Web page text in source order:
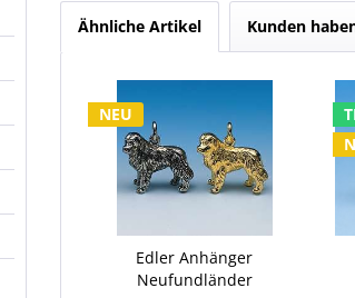
Ähnliche Artikel Kunden
NEU
Edler Anhänger
Neufundländer